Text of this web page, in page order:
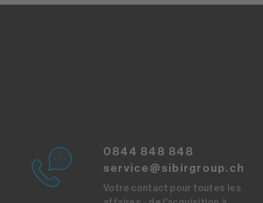
0844 848 848
service@sibirgroup.ch
Votre contact pour toutes les